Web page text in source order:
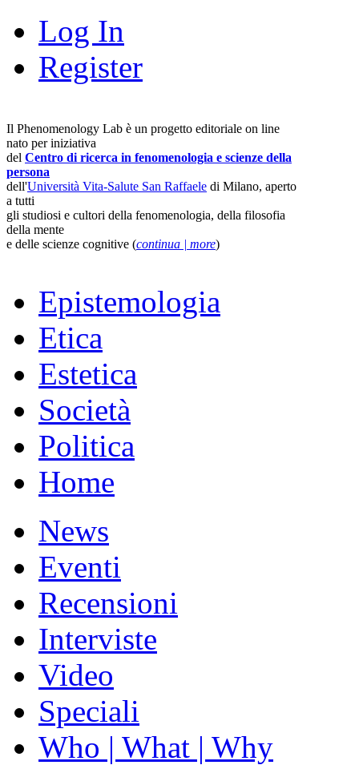
Log In
Register
Il Phenomenology Lab è un progetto editoriale on line
nato per iniziativa
del Centro di ricerca in fenomenologia e scienze della
persona
dell'Università Vita-Salute San Raffaele di Milano, aperto
a tutti
gli studiosi e cultori della fenomenologia, della filosofia
della mente
e delle scienze cognitive (continua | more)
Epistemologia
Etica
Estetica
Società
Politica
Home
News
Eventi
Recensioni
Interviste
Video
Speciali
Who | What | Why